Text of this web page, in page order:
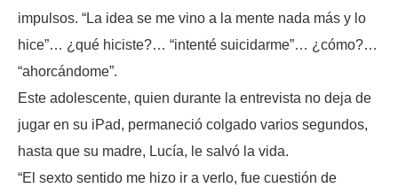
impulsos. “La idea se me vino a la mente nada más y lo
hice”… ¿qué hiciste?… “intenté suicidarme”… ¿cómo?…
“ahorcándome”.
Este adolescente, quien durante la entrevista no deja de
jugar en su iPad, permaneció colgado varios segundos,
hasta que su madre, Lucía, le salvó la vida.
“El sexto sentido me hizo ir a verlo, fue cuestión de